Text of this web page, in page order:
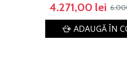
4.271,00 lei
ADAUGĂ ÎN